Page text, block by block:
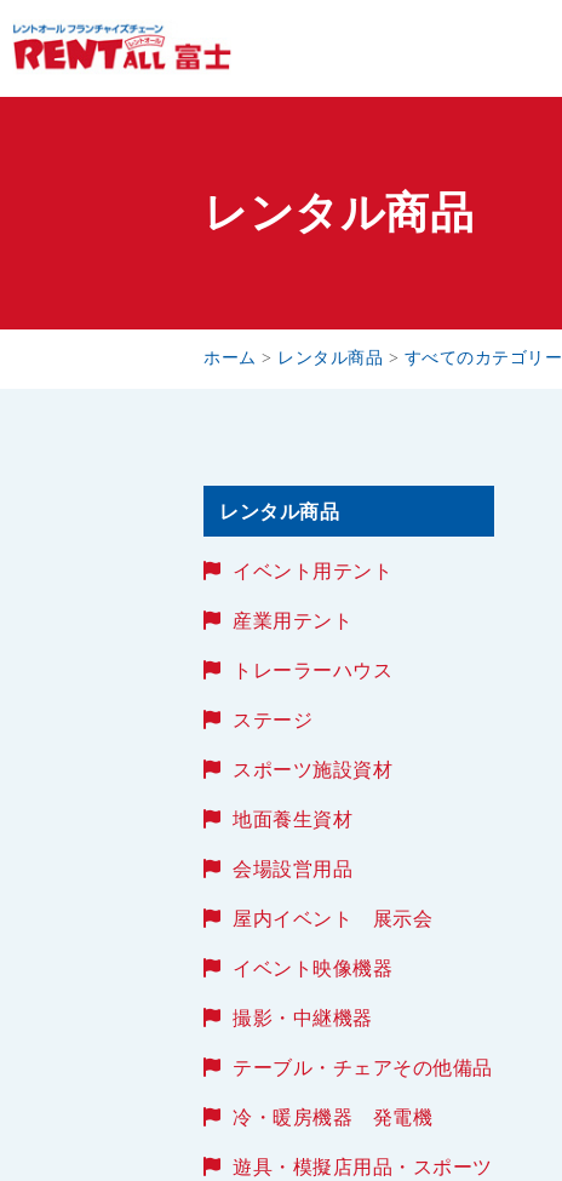
レンタル商品
ホーム > レンタル商品 > すべてのカテゴリー
レンタル商品
イベント用テント
産業用テント
トレーラーハウス
ステージ
スポーツ施設資材
地面養生資材
会場設営用品
屋内イベント 展示会
イベント映像機器
撮影・中継機器
テーブル・チェアその他備品
冷・暖房機器 発電機
遊具・模擬店用品・スポーツ